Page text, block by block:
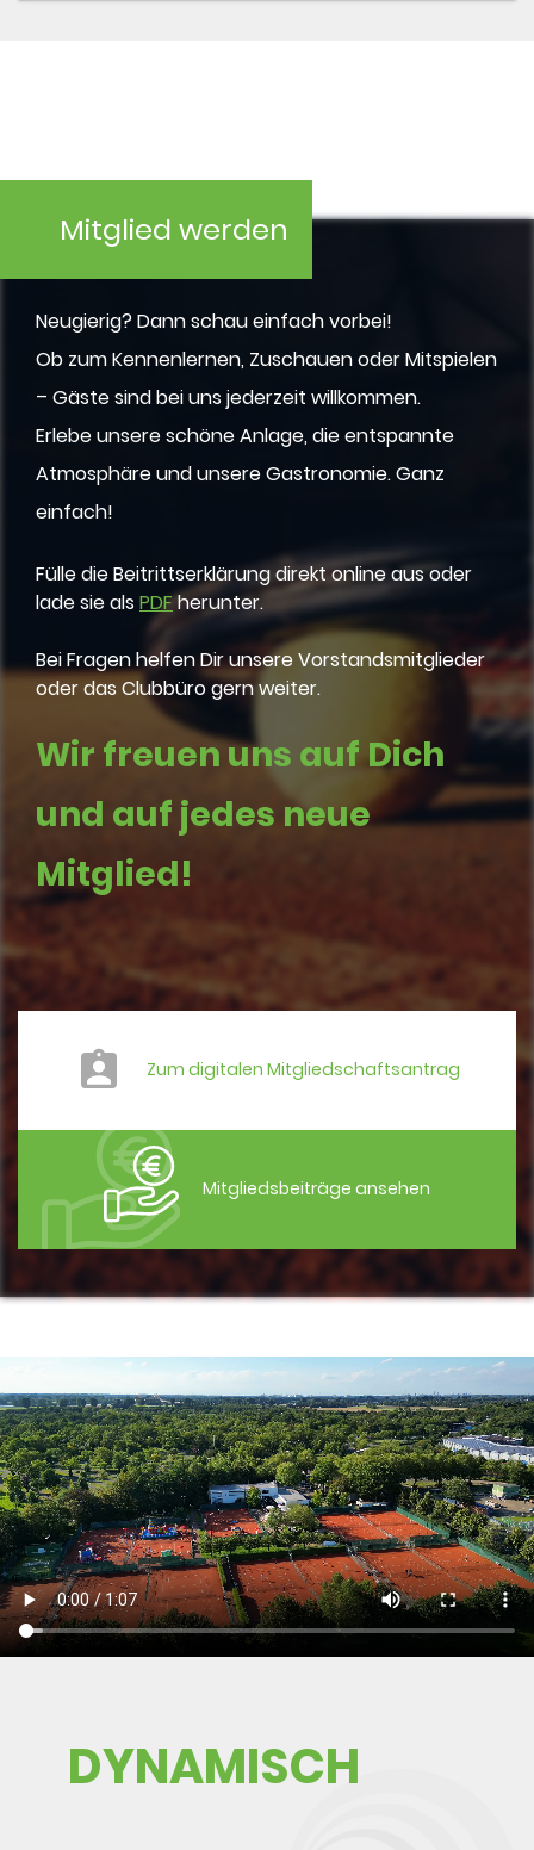
Mitglied werden
Neugierig? Dann schau einfach vorbei!
Ob zum Kennenlernen, Zuschauen oder Mitspielen
– Gäste sind bei uns jederzeit willkommen.
Erlebe unsere schöne Anlage, die entspannte
Atmosphäre und unsere Gastronomie. Ganz
einfach!
Fülle die Beitrittserklärung direkt online aus oder
lade sie alsPDFherunter.
Bei Fragen helfen Dir unsere Vorstandsmitglieder
oder das Clubbüro gern weiter.
Wir freuen uns auf Dich
und auf jedes neue
Mitglied!
Zum digitalen Mitgliedschaftsantrag
Mitgliedsbeiträge ansehen
​DYNAMISCH